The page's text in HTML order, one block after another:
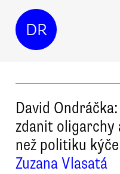
DR
David
zdanit oligarchy
než politiku kýče
Zuzana Vlasatá